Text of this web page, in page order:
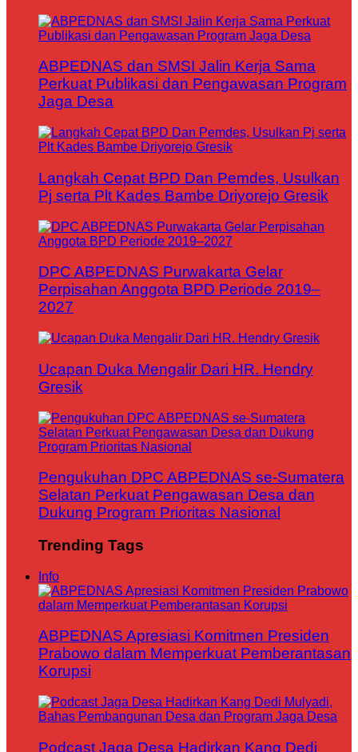
ABPEDNAS dan SMSI Jalin Kerja Sama
Perkuat Publikasi dan Pengawasan Program
Jaga Desa
Langkah Cepat BPD Dan Pemdes, Usulkan
Pj serta Plt Kades Bambe Driyorejo Gresik
DPC ABPEDNAS Purwakarta Gelar
Perpisahan Anggota BPD Periode 2019–
2027
Ucapan Duka Mengalir Dari HR. Hendry
Gresik
Pengukuhan DPC ABPEDNAS se-Sumatera
Selatan Perkuat Pengawasan Desa dan
Dukung Program Prioritas Nasional
Trending Tags
Info
ABPEDNAS Apresiasi Komitmen Presiden
Prabowo dalam Memperkuat Pemberantasan
Korupsi
Podcast Jaga Desa Hadirkan Kang Dedi